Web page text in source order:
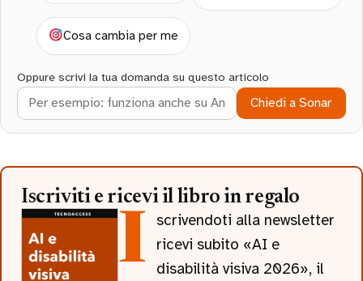
Cosa cambia per me
Oppure scrivi la tua domanda su questo articolo
Chiedi a Sonar
Iscriviti e ricevi il libro in regalo
Iscrivendoti alla newsletter
ricevi subito «AI e
disabilità visiva 2026», il